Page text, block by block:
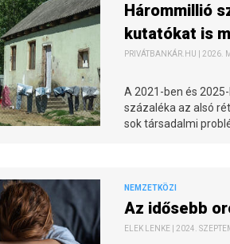
Hárommillió
kutatókat is
PRIVÁTBANKÁR.HU | 2026.
A 2021-ben és
százaléka az alsó
sok társadalmi
NEMZETKÖZI
Az idősebb
ELEK LENKE | 2024.